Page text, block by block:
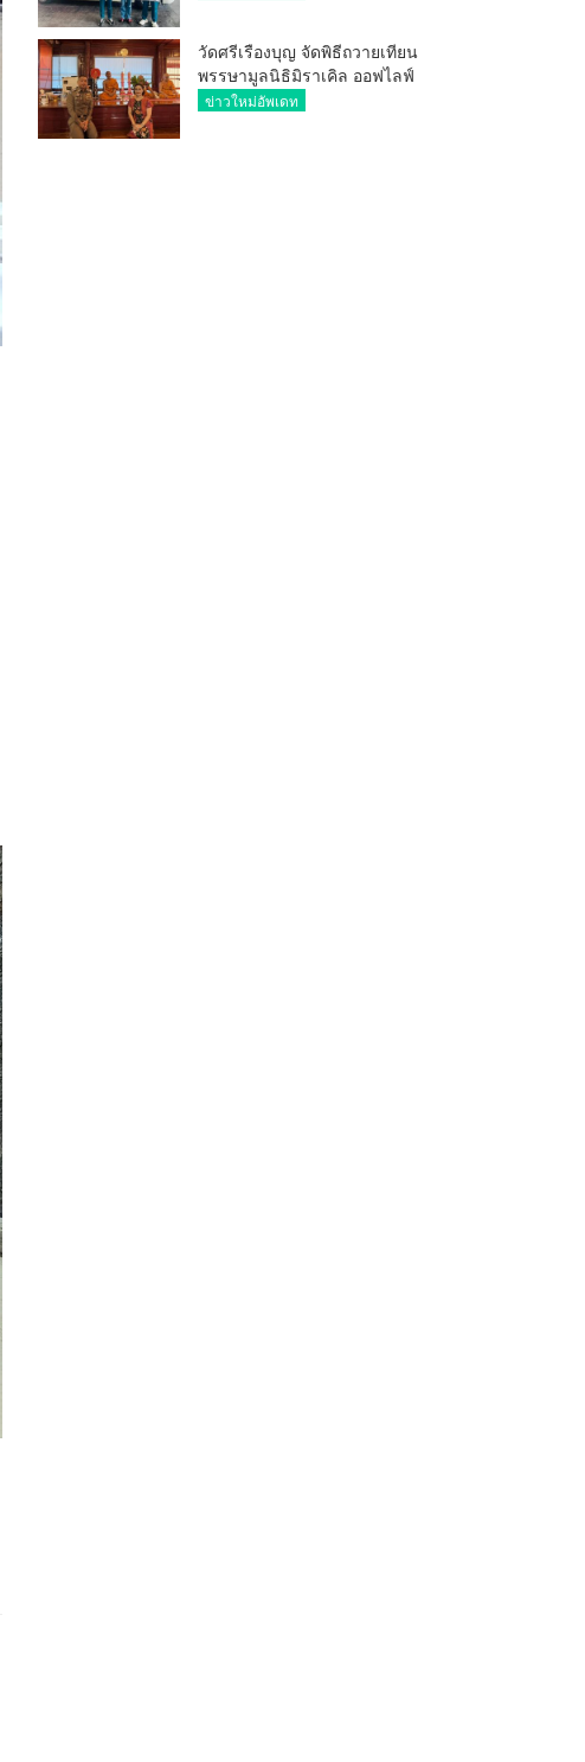
วัดศรีเรืองบุญ จัดพิธีถวายเทียน
พรรษามูลนิธิมิราเคิล ออฟไลฟ์
ประจำปี 2569 พล.ต.ต.ศิริวัฒน์
ข่าวใหม่อัพเดท